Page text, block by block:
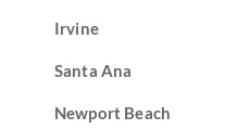
Irvine
Santa Ana
Newport Beach